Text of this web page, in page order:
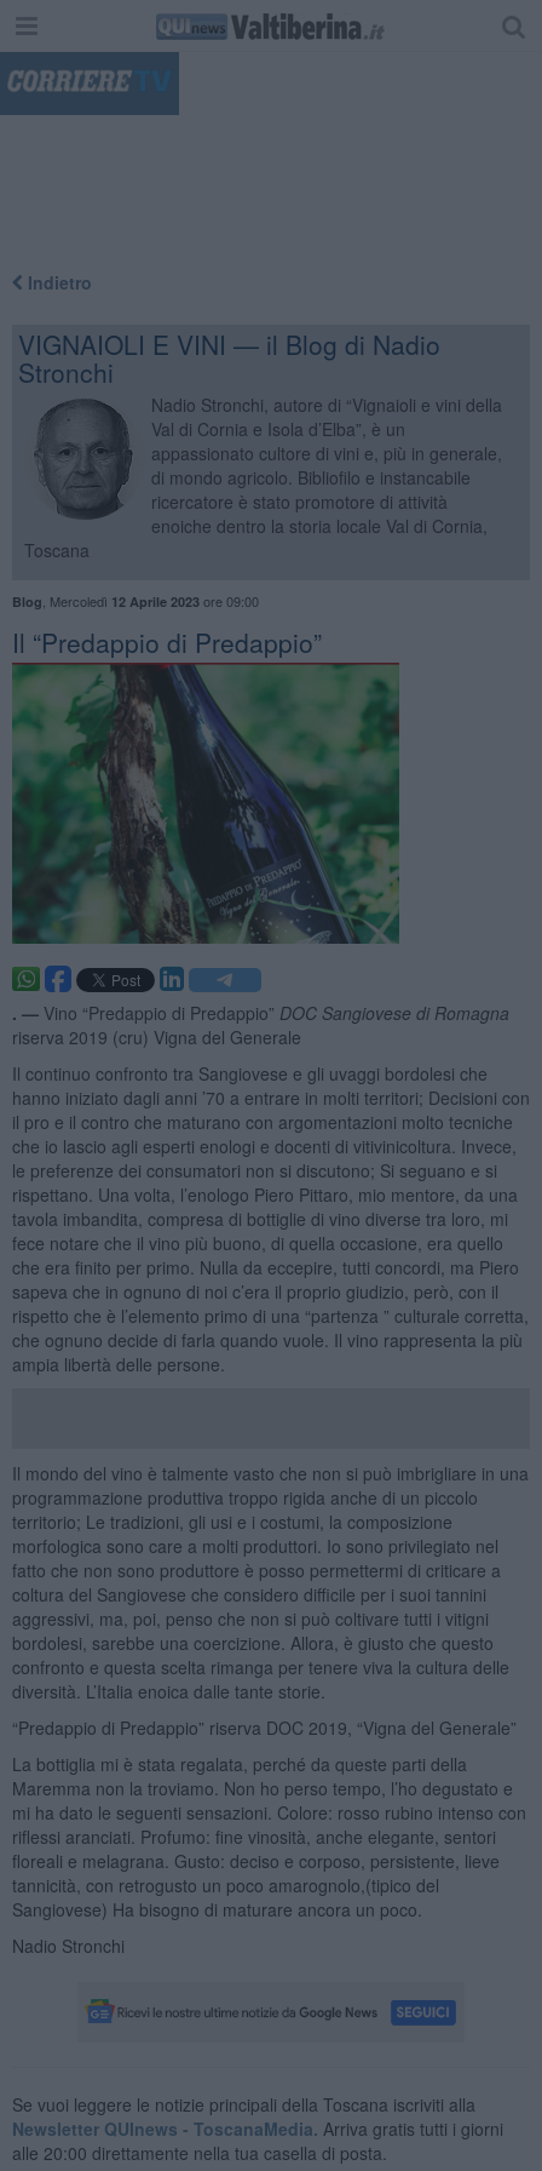
Indietro
VIGNAIOLI E VINI — il Blog di Nadio
Stronchi
Nadio Stronchi, autore di “Vignaioli e vini della
Val di Cornia e Isola d’Elba”, è un
appassionato cultore di vini e, più in generale,
di mondo agricolo. Bibliofilo e instancabile
ricercatore è stato promotore di attività
enoiche dentro la storia locale Val di Cornia,
Toscana
Blog Mercoledì 12 Aprile 2023ore 09:00
Il “Predappio di Predappio”
. — Vino “Predappio di Predappio” DOC Sangiovese di Romagna
riserva 2019 (cru) Vigna del Generale
Il continuo confronto tra Sangiovese e gli uvaggi bordolesi che
hanno iniziato dagli anni ’70 a entrare in molti territori; Decisioni con
il pro e il contro che maturano con argomentazioni molto tecniche
che io lascio agli esperti enologi e docenti di vitivinicoltura. Invece,
le preferenze dei consumatori non si discutono; Si seguano e si
rispettano. Una volta, l’enologo Piero Pittaro, mio mentore, da una
tavola imbandita, compresa di bottiglie di vino diverse tra loro, mi
fece notare che il vino più buono, di quella occasione, era quello
che era finito per primo. Nulla da eccepire, tutti concordi, ma Piero
sapeva che in ognuno di noi c’era il proprio giudizio, però, con il
rispetto che è l’elemento primo di una “partenza ” culturale corretta,
che ognuno decide di farla quando vuole. Il vino rappresenta la più
ampia libertà delle persone.
Il mondo del vino è talmente vasto che non si può imbrigliare in una
programmazione produttiva troppo rigida anche di un piccolo
territorio; Le tradizioni, gli usi e i costumi, la composizione
morfologica sono care a molti produttori. Io sono privilegiato nel
fatto che non sono produttore è posso permettermi di criticare a
coltura del Sangiovese che considero difficile per i suoi tannini
aggressivi, ma, poi, penso che non si può coltivare tutti i vitigni
bordolesi, sarebbe una coercizione. Allora, è giusto che questo
confronto e questa scelta rimanga per tenere viva la cultura delle
diversità. L’Italia enoica dalle tante storie.
“Predappio di Predappio” riserva DOC 2019, “Vigna del Generale”
La bottiglia mi è stata regalata, perché da queste parti della
Maremma non la troviamo. Non ho perso tempo, l’ho degustato e
mi ha dato le seguenti sensazioni. Colore: rosso rubino intenso con
riflessi aranciati. Profumo: fine vinosità, anche elegante, sentori
floreali e melagrana. Gusto: deciso e corposo, persistente, lieve
tannicità, con retrogusto un poco amarognolo,(tipico del
Sangiovese) Ha bisogno di maturare ancora un poco.
Nadio Stronchi
Se vuoi leggere le notizie principali della Toscana iscriviti alla
Newsletter QUInews - ToscanaMedia. Arriva gratis tutti i giorni
alle 20:00 direttamente nella tua casella di posta.